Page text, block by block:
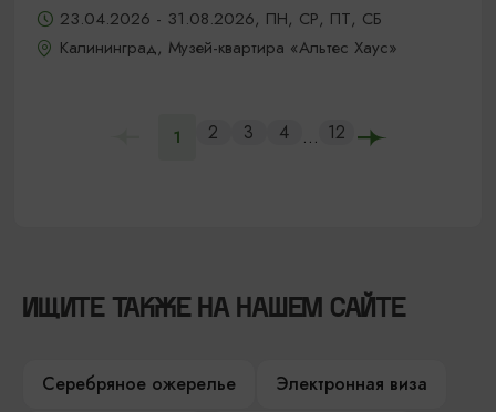
23.04.2026 - 31.08.2026, ПН, СР, ПТ, СБ
Калининград, Музей-квартира «Альтес Хаус»
1 2 3 4 ... 12
ИЩИТЕ ТАКЖЕ НА НАШЕМ САЙТЕ
Серебряное ожерелье
Электронная виза